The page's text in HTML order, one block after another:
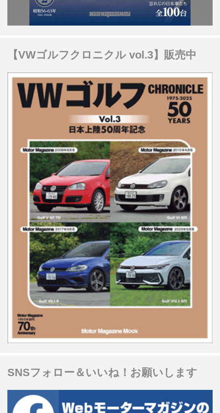
【VWゴルフクロニクル vol.3】販売中
SNSフォロー＆いいね！お願いします